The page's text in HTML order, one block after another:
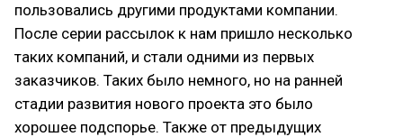
пользовались другими продуктами компании.
После серии рассылок к нам пришло несколько
таких компаний, и стали одними из первых
заказчиков. Таких было немного, но на ранней
стадии развития нового проекта это было
хорошее подспорье. Также от предыдущих